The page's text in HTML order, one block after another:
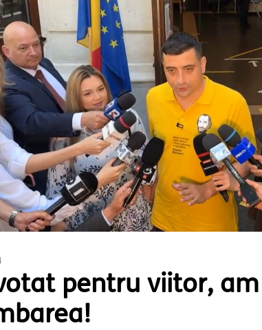
pentru viitor,